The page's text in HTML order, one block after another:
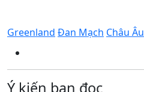
Greenland Đan Mạch Châu Âu
Ý kiến bạn đọc